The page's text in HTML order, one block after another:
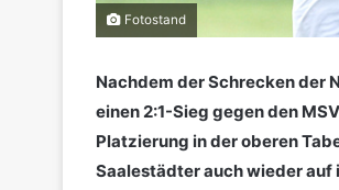
Fotostand
Nachdem der Schrecken der
einen 2:1-Sieg gegen den
Platzierung in der oberen
Saalestädter auch wieder auf